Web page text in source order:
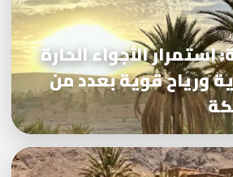
استمرار الأجواء الحارة
ورياح قوية بعدد من